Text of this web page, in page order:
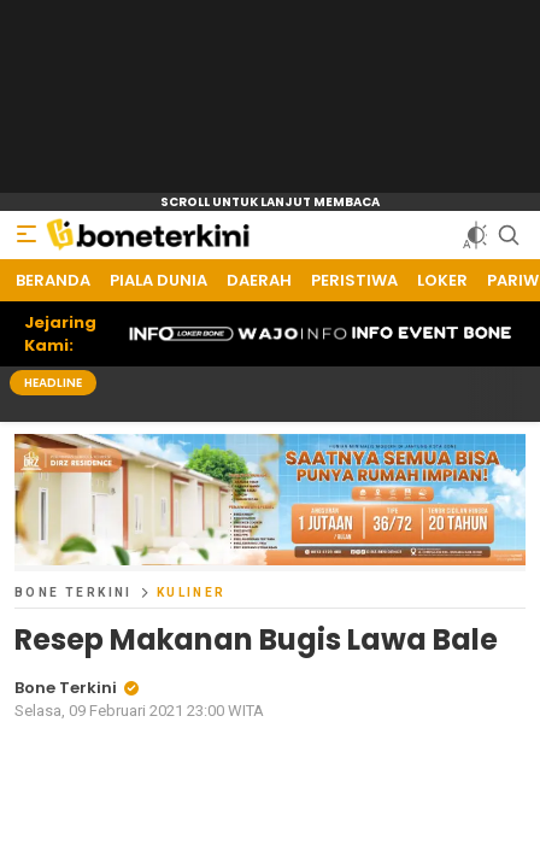
BERANDA PIALA DUNIA DAERAH PERISTIWA LOKER
Jejaring
Kami:
HEADLINE
BONE TERKINI KULINER
Resep Makanan Bugis Lawa Bale
Bone Terkini
Selasa, 09 Februari 2021 23:00 WITA